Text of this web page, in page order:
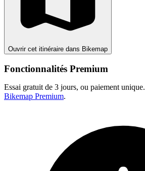
Ouvrir cet itinéraire dans Bikemap
Fonctionnalités Premium
Essai gratuit de 3 jours, ou paiement unique.
Bikemap Premium.